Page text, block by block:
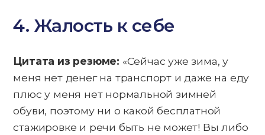
4. Жалость к себе
Цитата из резюме: «Сейчас уже зима, у
меня нет денег на транспорт и даже на еду
плюс у меня нет нормальной зимней
обуви, поэтому ни о какой бесплатной
стажировке и речи быть не может! Вы либо